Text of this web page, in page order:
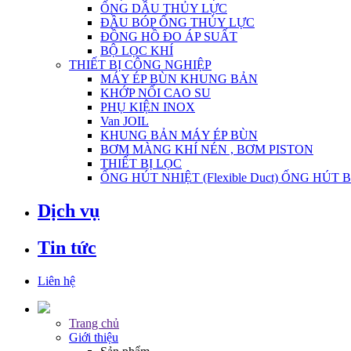
ỐNG DẦU THỦY LỰC
ĐẦU BÓP ỐNG THỦY LỰC
ĐỒNG HỒ ĐO ÁP SUẤT
BỘ LỌC KHÍ
THIẾT BỊ CÔNG NGHIỆP
MÁY ÉP BÙN KHUNG BẢN
KHỚP NỐI CAO SU
PHỤ KIỆN INOX
Van JOIL
KHUNG BẢN MÁY ÉP BÙN
BƠM MÀNG KHÍ NÉN , BƠM PISTON
THIẾT BỊ LỌC
ỐNG HÚT NHIỆT (Flexible Duct) ỐNG HÚT
Dịch vụ
Tin tức
Liên hệ
Trang chủ
Giới thiệu